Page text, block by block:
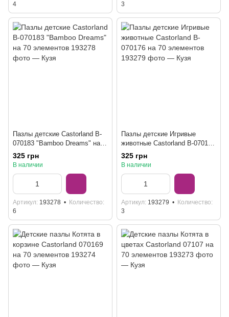
4
3
Пазлы детские Castorland B-
070183 "Bamboo Dreams" на
70 элементов
325 грн
В наличии
Артикул 193278
Количество
6
Пазлы детские Игривые
животные Castorland B-070176
на 70 элементов
325 грн
В наличии
Артикул 193279
Количество
3